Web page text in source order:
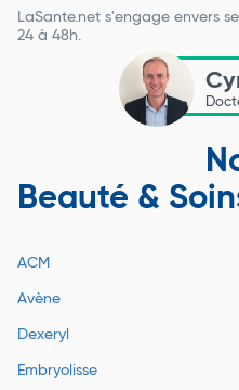
LaSante.net s'engage envers
24 à 48h.
Beauté &
ACM
Avène
Dexeryl
Embryolisse